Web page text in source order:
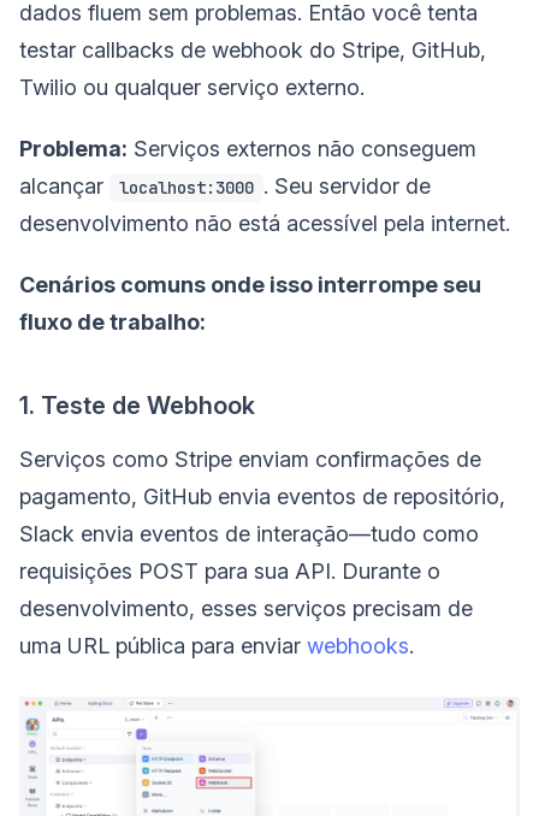
dados fluem sem problemas. Então você tenta
testar callbacks de webhook do Stripe, GitHub,
Twilio ou qualquer serviço externo.
Problema: Serviços externos não conseguem
alcançar
localhost:3000 . Seu servidor de
desenvolvimento não está acessível pela internet.
Cenários comuns onde isso interrompe seu
fluxo de trabalho:
1. Teste de Webhook
Serviços como Stripe enviam confirmações de
pagamento, GitHub envia eventos de repositório,
Slack envia eventos de interação—tudo como
requisições POST para sua API. Durante o
desenvolvimento, esses serviços precisam de
uma URL pública para enviar webhooks.